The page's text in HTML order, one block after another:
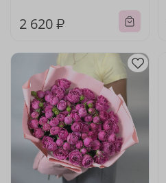
2 620 ₽